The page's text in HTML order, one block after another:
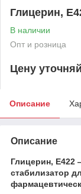
Глицерин,
В наличии
Опт и розница
Цену
Описание
Описание
Глицерин,
стабилизатор